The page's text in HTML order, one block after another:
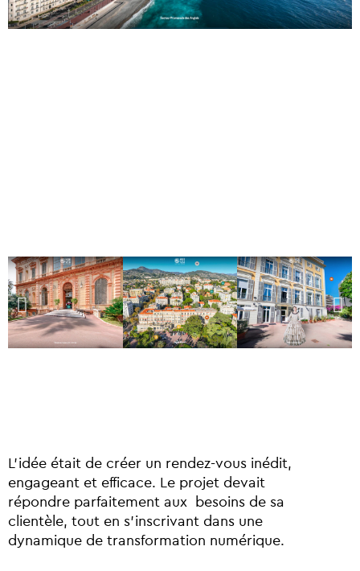
L’idée était de créer un rendez-vous inédit,
engageant et efficace. Le projet devait
répondre parfaitement aux besoins de sa
clientèle, tout en s’inscrivant dans une
dynamique de transformation numérique.